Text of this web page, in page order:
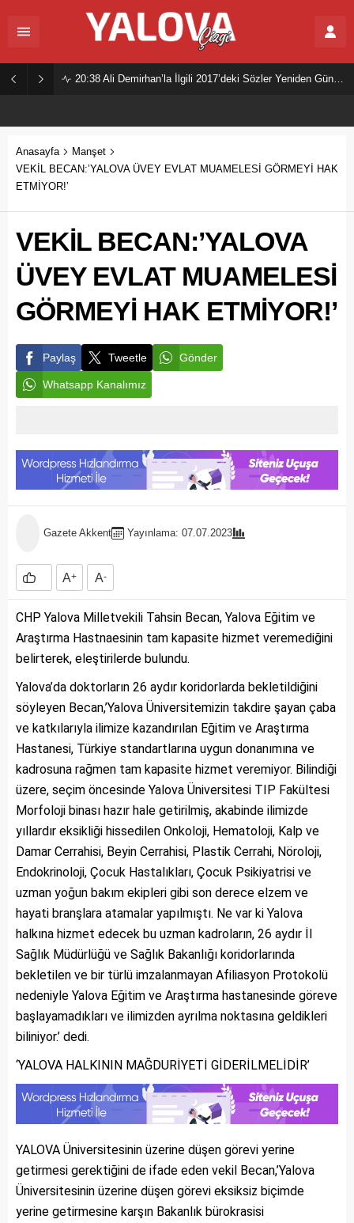
20:38 Ali Demirhan’la İlgili 2017’deki Sözler Yeniden Gündemde
Anasayfa
Manşet
VEKİL BECAN:’YALOVA ÜVEY EVLAT MUAMELESİ GÖRMEYİ HAK
ETMİYOR!’
VEKİL BECAN:’YALOVA
ÜVEY EVLAT MUAMELESİ
GÖRMEYİ HAK ETMİYOR!’
Paylaş Tweetle Gönder
Whatsapp Kanalımız
Gazete Akkent Yayınlama: 07.07.2023
A+ A-
CHP Yalova Milletvekili Tahsin Becan, Yalova Eğitim ve
Araştırma Hastnaesinin tam kapasite hizmet veremediğini
belirterek, eleştirilerde bulundu.
Yalova’da doktorların 26 aydır koridorlarda bekletildiğini
söyleyen Becan,’Yalova Üniversitemizin takdire şayan çaba
ve katkılarıyla ilimize kazandırılan Eğitim ve Araştırma
Hastanesi, Türkiye standartlarına uygun donanımına ve
kadrosuna rağmen tam kapasite hizmet veremiyor. Bilindiği
üzere, seçim öncesinde Yalova Üniversitesi TIP Fakültesi
Morfoloji binası hazır hale getirilmiş, akabinde ilimizde
yıllardır eksikliği hissedilen Onkoloji, Hematoloji, Kalp ve
Damar Cerrahisi, Beyin Cerrahisi, Plastik Cerrahi, Nöroloji,
Endokrinoloji, Çocuk Hastalıkları, Çocuk Psikiyatrisi ve
uzman yoğun bakım ekipleri gibi son derece elzem ve
hayati branşlara atamalar yapılmıştı. Ne var ki Yalova
halkına hizmet edecek bu uzman kadroların, 26 aydır İl
Sağlık Müdürlüğü ve Sağlık Bakanlığı koridorlarında
bekletilen ve bir türlü imzalanmayan Afiliasyon Protokolü
nedeniyle Yalova Eğitim ve Araştırma hastanesinde göreve
başlayamadıkları ve ilimizden ayrılma noktasına geldikleri
biliniyor.’ dedi.
‘YALOVA HALKININ MAĞDURİYETİ GİDERİLMELİDİR’
YALOVA Üniversitesinin üzerine düşen görevi yerine
getirmesi gerektiğini de ifade eden vekil Becan,’Yalova
Üniversitesinin üzerine düşen görevi eksiksiz biçimde
yerine getirmesine karşın Bakanlık bürokrasisi